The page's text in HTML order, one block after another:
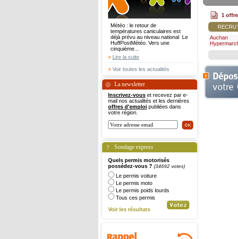
Météo : le retour de
températures caniculaires est
déjà prévu au niveau national Le
HuffPostMétéo. Vers une
cinquième...
» Lire la suite
» Voir toutes les actualités
La newsletter
Inscrivez-vous et recevez par e-
mail nos actualités et les dernières
offres d'emploi publiées dans
votre région.
Sondage express
Quels permis motorisés
possédez-vous ? (34692 votes)
Le permis voiture
Le permis moto
Le permis poids lourds
Tous ces permis
Voir les résultats
1
Auchan